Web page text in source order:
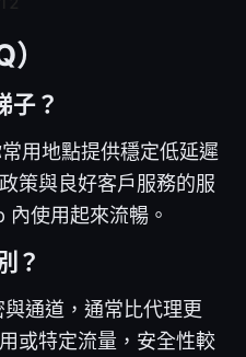
子？
用地點提供穩定低延遲
策與良好客戶服務的服
使用起來流暢。
？
通道，通常比代理更
或特定流量，安全性較